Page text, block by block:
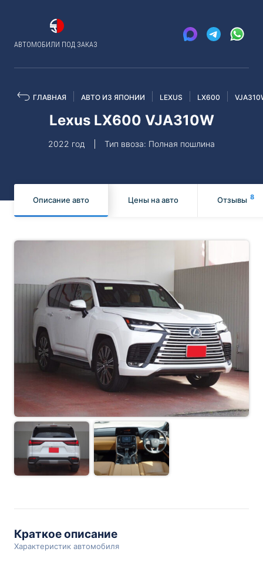
АВТОМОБИЛИ ПОД ЗАКАЗ
ГЛАВНАЯ АВТО ИЗ ЯПОНИИ LEXUS LX600
Lexus LX600 VJA310W
2022 год Тип ввоза: Полная пошлина
Описание авто Цены на авто Отзывы 8
Краткое описание
Характеристик автомобиля